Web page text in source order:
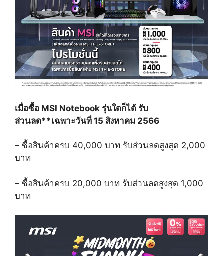
เมื่อซื้อ MSI Notebook รุ่นใดก็ได้ รับ
ส่วนลด**เฉพาะวันที่ 15 สิงหาคม 2566
– ซื้อสินค้าครบ 40,000 บาท รับส่วนลดสูงสุด 2,000
บาท
– ซื้อสินค้าครบ 20,000 บาท รับส่วนลดสูงสุด 1,000
บาท